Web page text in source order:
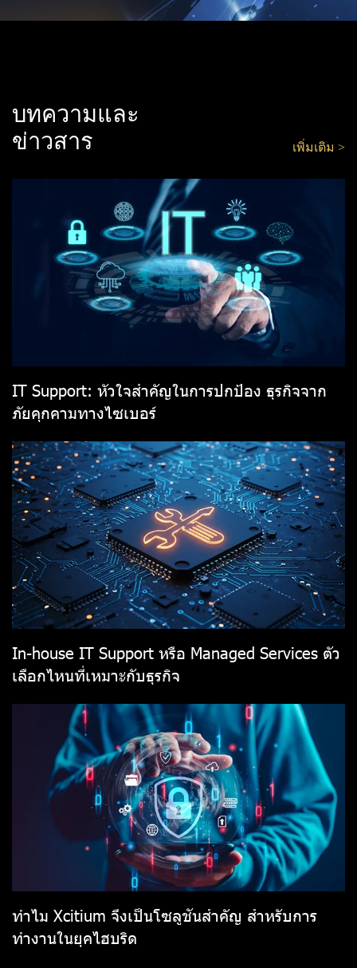
บทความและ
ข่าวสาร
เพิ่มเติม >
IT Support: หัวใจสำคัญในการปกป้อง ธุรกิจจาก
ภัยคุกคามทางไซเบอร์
In-house IT Support หรือ Managed Services ตัว
เลือกไหนที่เหมาะกับธุรกิจ
ทำไม Xcitium จึงเป็นโซลูชันสำคัญ สำหรับการ
ทำงานในยุคไฮบริด